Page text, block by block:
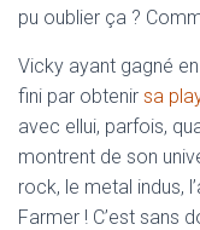
pu oublier ça ?
Vicky ayant gagné
fini par obtenir sa
avec ellui, parfois,
montrent de son
rock, le metal indus,
Farmer ! C’est sans